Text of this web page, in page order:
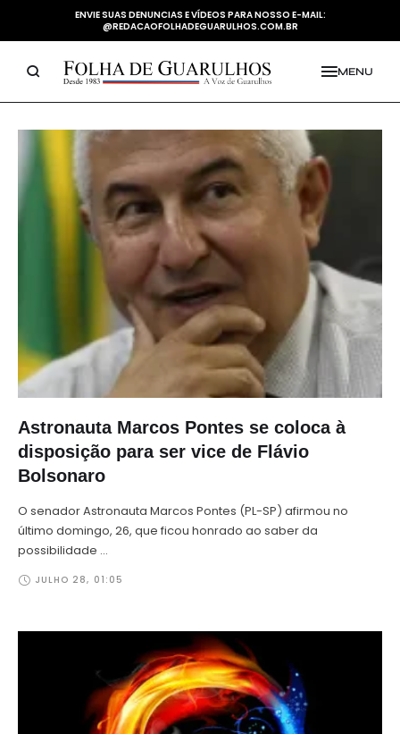
ENVIE SUAS DENUNCIAS E VÍDEOS PARA NOSSO E-MAIL:
@REDACAOFOLHADEGUARULHOS.COM.BR
MENU
Astronauta Marcos Pontes se coloca à
disposição para ser vice de Flávio
Bolsonaro
O senador Astronauta Marcos Pontes (PL-SP) afirmou no
último domingo, 26, que ficou honrado ao saber da
possibilidade …
JULHO 28, 01:05